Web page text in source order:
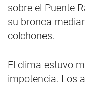
sobre el Puente
su bronca
colchones.
El clima estuvo
impotencia. Los